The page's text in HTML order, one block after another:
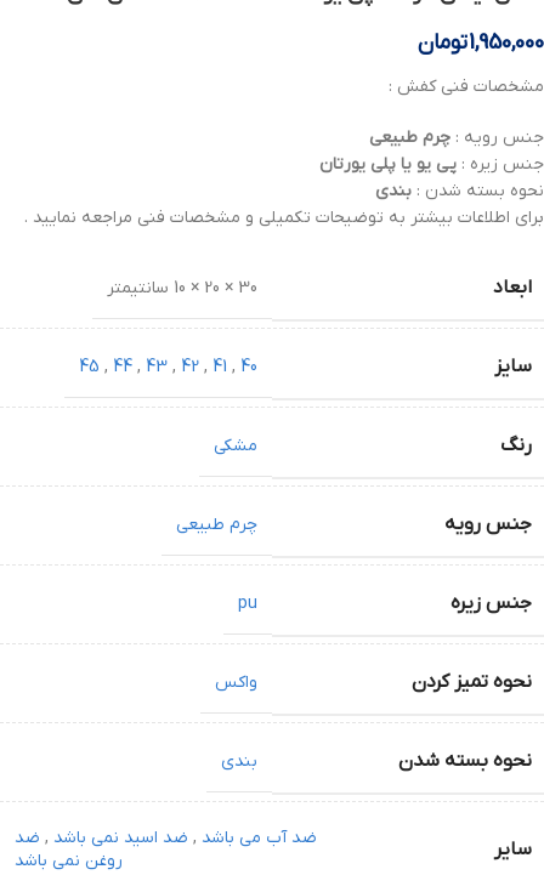
1,950,000تومان
مشخصات فنی کفش :
جنس رویه : چرم طبیعی
جنس زیره : پی یو یا پلی یورتان
نحوه بسته شدن : بندی
برای اطلاعات بیشتر به توضیحات تکمیلی و مشخصات فنی مراجعه نمایید .
ابعاد 30 × 20 × 10 سانتیمتر
سایز 40
,
41
,
42
,
43
,
44
,
45
رنگ مشکی
جنس رویه چرم طبیعی
جنس زیره pu
نحوه تمیز کردن واکس
نحوه بسته شدن بندی
سایر ضد آب می باشد , ضد اسید نمی باشد , ضد
روغن نمی باشد